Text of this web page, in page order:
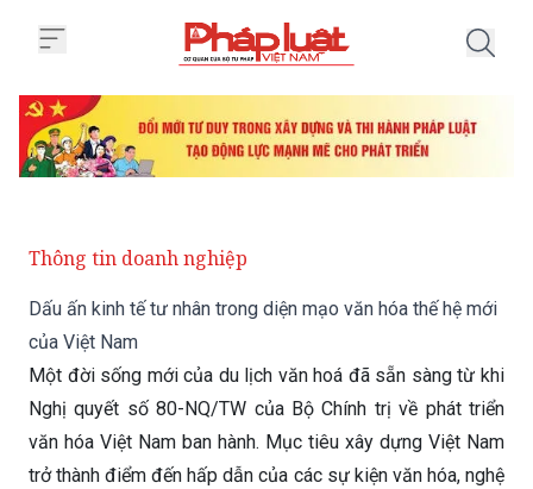
Thông tin doanh nghiệp
Dấu ấn kinh tế tư nhân trong diện mạo văn hóa thế hệ mới
của Việt Nam
Một đời sống mới của du lịch văn hoá đã sẵn sàng từ khi
Nghị quyết số 80-NQ/TW của Bộ Chính trị về phát triển
văn hóa Việt Nam ban hành. Mục tiêu xây dựng Việt Nam
trở thành điểm đến hấp dẫn của các sự kiện văn hóa, nghệ